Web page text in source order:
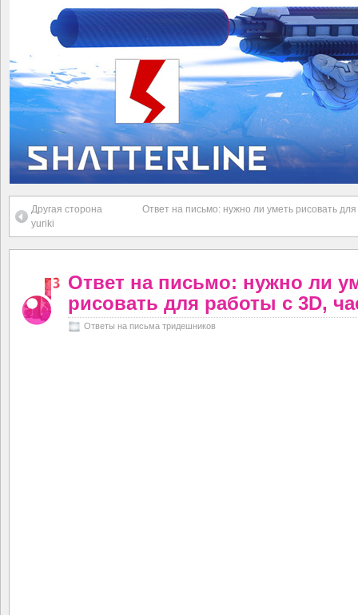
Другая сторона
yuriki
Ответ на письмо: нужно ли уметь рисовать
Ответ на письмо: нужно ли
рисовать для работы с 3D,
Ответы на письма тридешников